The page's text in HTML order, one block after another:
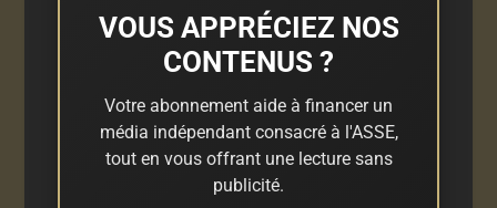
VOUS APPRÉCIEZ NOS
CONTENUS ?
Votre abonnement aide à financer un
média indépendant consacré à l'ASSE,
tout en vous offrant une lecture sans
publicité.